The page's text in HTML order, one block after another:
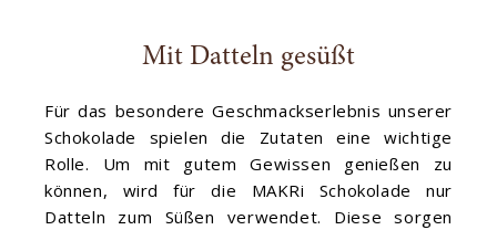
Mit Datteln gesüßt
Für das besondere Geschmackserlebnis unserer
Schokolade spielen die Zutaten eine wichtige
Rolle. Um mit gutem Gewissen genießen zu
können, wird für die MAKRi Schokolade nur
Datteln zum Süßen verwendet. Diese sorgen